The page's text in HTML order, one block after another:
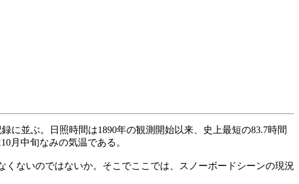
に並ぶ。日照時間は1890年の観測開始以来、史上最短の83.7時間
月中旬なみの気温である。
ないのではないか。そこでここでは、スノーボードシーンの現況